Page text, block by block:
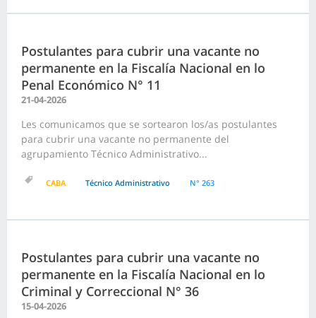
Postulantes para cubrir una vacante no
permanente en la Fiscalía Nacional en lo
Penal Económico N° 11
21-04-2026
Les comunicamos que se sortearon los/as postulantes
para cubrir una vacante no permanente del
agrupamiento Técnico Administrativo...
CABA Técnico Administrativo N° 263
Postulantes para cubrir una vacante no
permanente en la Fiscalía Nacional en lo
Criminal y Correccional N° 36
15-04-2026